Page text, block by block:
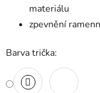
materiálu
zpevnění
Barva trička: